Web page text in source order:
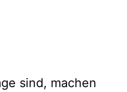
sind, machen